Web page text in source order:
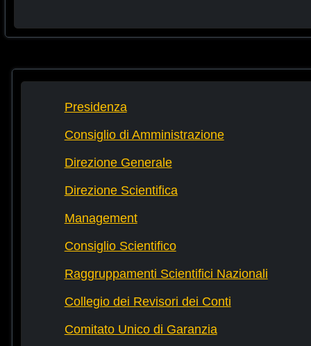
Presidenza
Consiglio di Amministrazione
Direzione Generale
Direzione Scientifica
Management
Consiglio Scientifico
Raggruppamenti Scientifici Nazionali
Collegio dei Revisori dei Conti
Comitato Unico di Garanzia